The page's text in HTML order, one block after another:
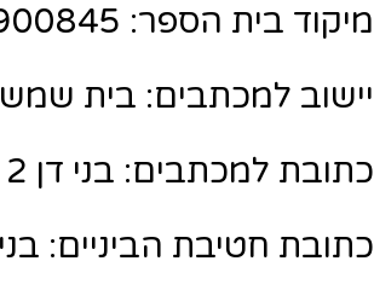
מיקוד בית הספר: 9900845
יישוב למכתבים: בית שמש
כתובת למכתבים: בני דן 2
כתובת חטיבת הביניים: בני